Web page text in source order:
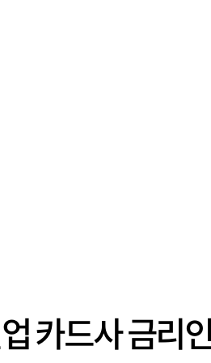
카드사 금리